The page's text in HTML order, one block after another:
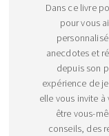
Dans ce livre
pour vous
anecdotes et
depuis son
expérience de
elle vous invite
être vous-
conseils, des